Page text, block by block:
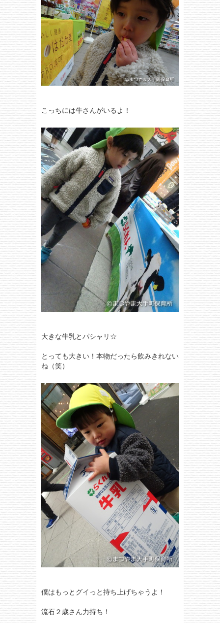
こっちには牛さんがいるよ！
大きな牛乳とパシャリ☆
とっても大きい！本物だったら飲みきれない
ね（笑）
僕はもっとグイっと持ち上げちゃうよ！
流石２歳さん力持ち！